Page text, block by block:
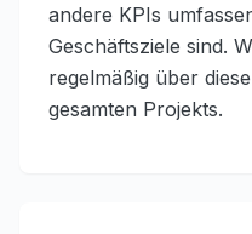
andere KPIs
Geschäftsziele sind.
regelmäßig über
gesamten Projekts.